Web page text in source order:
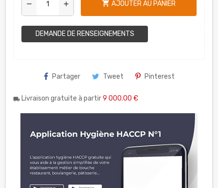
remove add shopping_cart AJOUTER AU PANIER
DEMANDE DE RENSEIGNEMENTS
Partager Tweet Pinterest
local_shipping Livraison gratuite à partir9 000.00 €